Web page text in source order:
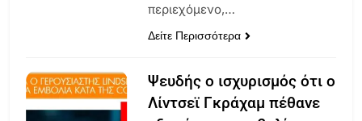
περιεχόμενο,…
Δείτε Περισσότερα
Ψευδής ο ισχυρισμός ότι ο
Λίντσεϊ Γκράχαμ πέθανε